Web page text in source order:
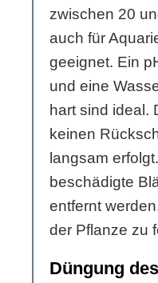
zwischen 20
auch für
geeignet. Ein
und eine
hart sind ideal.
keinen
langsam
beschädigte
entfernt
der Pflanze zu
Düngung